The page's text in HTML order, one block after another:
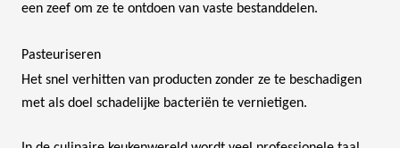
een zeef om ze te ontdoen van vaste bestanddelen.
Pasteuriseren
Het snel verhitten van producten zonder ze te beschadigen
met als doel schadelijke bacteriën te vernietigen.